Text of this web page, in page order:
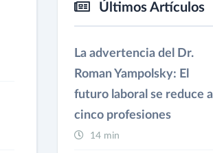
Últimos Artículos
La advertencia del Dr.
Roman Yampolsky: El
futuro laboral se reduce a
cinco profesiones
14 min